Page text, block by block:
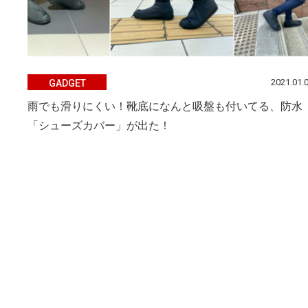
GADGET
雨でも滑りにくい！靴底になんと吸盤も付いてる、防水
「シューズカバー」が出た！